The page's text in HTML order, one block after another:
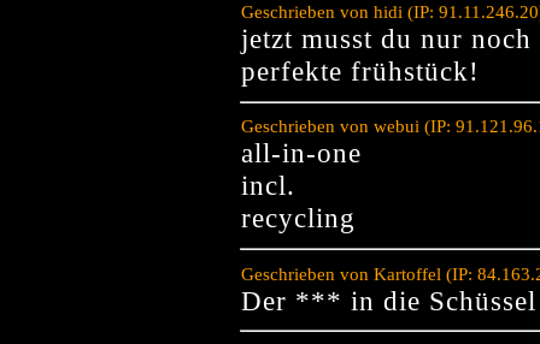
Geschrieben von hidi (IP:
jetzt musst du nur noch
perfekte frühstück!
Geschrieben von webui (IP:
all-in-one
incl.
recycling
Geschrieben von Kartoffel (IP:
Der *** in die